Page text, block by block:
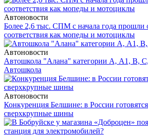
Автоновости
Более 2,6 тыс. СПМ с начала года прошли
соответствия как мопеды и мотоциклы
Автоновости
Автошкола "Алана" категории А, А1, В,
Автошкола
Автоновости
Конкуренция Белшине: в России
сверхкрупные шины